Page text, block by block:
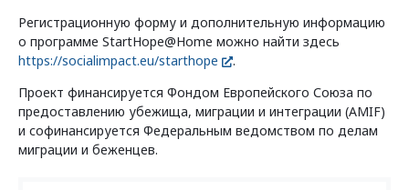
Регистрационную форму и дополнительную информацию
о программе StartHope@Home можно найти здесь
https://socialimpact.eu/starthope
.
Проект финансируется Фондом Европейского Союза по
предоставлению убежища, миграции и интеграции (AMIF)
и софинансируется Федеральным ведомством по делам
миграции и беженцев.